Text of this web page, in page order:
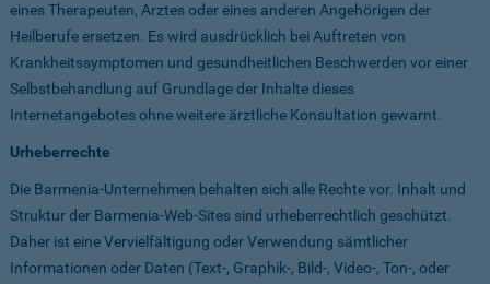
eines Therapeuten, Arztes oder eines anderen Angehörigen der
Heilberufe ersetzen. Es wird ausdrücklich bei Auftreten von
Krankheitssymptomen und gesundheitlichen Beschwerden vor einer
Selbstbehandlung auf Grundlage der Inhalte dieses
Internetangebotes ohne weitere ärztliche Konsultation gewarnt.
Urheberrechte
Die Barmenia-Unternehmen behalten sich alle Rechte vor. Inhalt und
Struktur der Barmenia-Web-Sites sind urheberrechtlich geschützt.
Daher ist eine Vervielfältigung oder Verwendung sämtlicher
Informationen oder Daten (Text-, Graphik-, Bild-, Video-, Ton-, oder